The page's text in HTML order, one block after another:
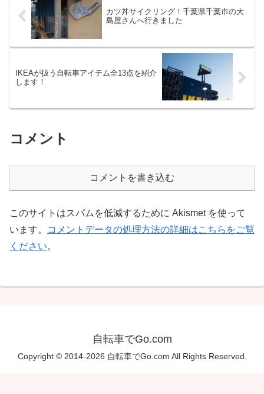
カツ丼サイクリング！千葉県千葉市の大
島屋さんへ行きました
IKEAが扱う自転車アイテム全13点を紹介
します！
コメント
コメントを書き込む
このサイトはスパムを低減するために Akismet を使って
います。
コメントデータの処理方法の詳細はこちらをご覧
ください。
自転車でGo.com
Copyright © 2014-2026 自転車でGo.com All Rights Reserved.